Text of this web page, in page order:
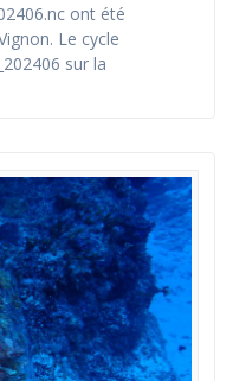
ont été
Le cycle
sur la